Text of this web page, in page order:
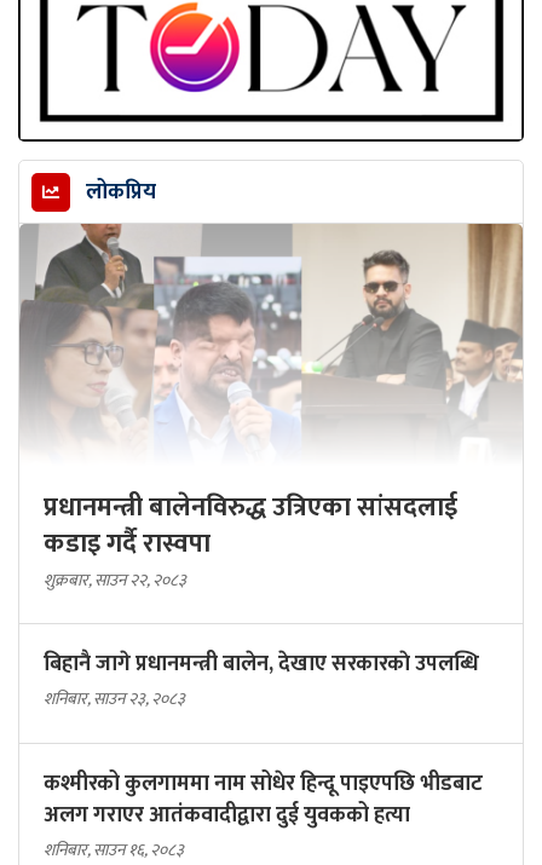
लोकप्रिय
प्रधानमन्त्री बालेनविरुद्ध उत्रिएका सांसदलाई
कडाइ गर्दै रास्वपा
शुक्रबार, साउन २२, २०८३
बिहानै जागे प्रधानमन्त्री बालेन, देखाए सरकारकाे उपलब्धि
शनिबार, साउन २३, २०८३
कश्मीरको कुलगाममा नाम सोधेर हिन्दू पाइएपछि भीडबाट
अलग गराएर आतंकवादीद्वारा दुई युवकको हत्या
शनिबार, साउन १६, २०८३